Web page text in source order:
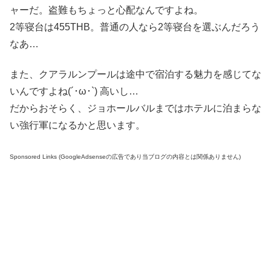
ャーだ。盗難もちょっと心配なんですよね。
2等寝台は455THB。普通の人なら2等寝台を選ぶんだろう
なあ…
また、クアラルンプールは途中で宿泊する魅力を感じてな
いんですよね(´･ω･`) 高いし…
だからおそらく、ジョホールバルまではホテルに泊まらな
い強行軍になるかと思います。
Sponsored Links (GoogleAdsenseの広告であり当ブログの内容とは関係ありません)